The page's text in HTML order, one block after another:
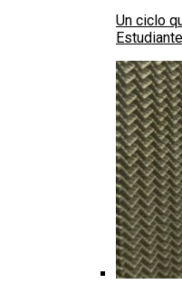
Un ciclo